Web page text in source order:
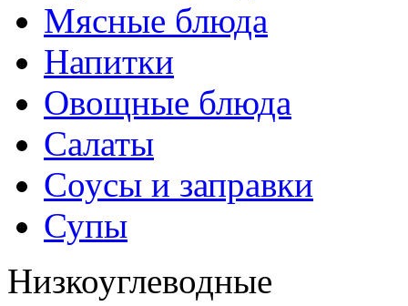
Мясные блюда
Напитки
Овощные блюда
Салаты
Соусы и заправки
Супы
Низкоуглеводные